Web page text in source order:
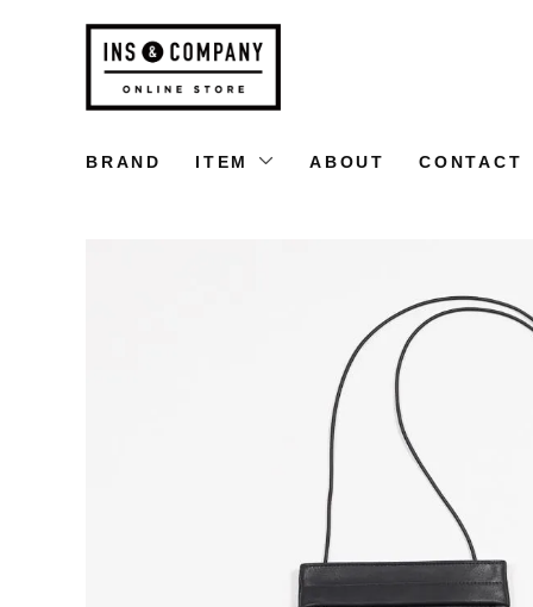
BRAND ITEM ABOUT CONTACT